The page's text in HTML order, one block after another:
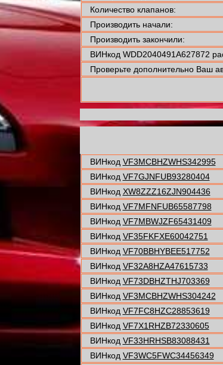
Количество клапанов:
Производить начали:
Производить закончили:
ВИНкод WDD2040491A627872
Проверьте дополнительно Ваш
ВИНкод VF3MCBHZWHS342995
ВИНкод VF7GJNFUB93280404
ВИНкод XW8ZZZ16ZJN904436
ВИНкод VF7MFNFUB65587798
ВИНкод VF7MBWJZF65431409
ВИНкод VF35FKFXE60042751
ВИНкод VF70BBHYBEE517752
ВИНкод VF32A8HZA47615733
ВИНкод VF73DBHZTHJ703369
ВИНкод VF3MCBHZWHS304242
ВИНкод VF7FC8HZC28853619
ВИНкод VF7X1RHZB72330605
ВИНкод VF33HRHSB83088431
ВИНкод VF3WC5FWC34456349